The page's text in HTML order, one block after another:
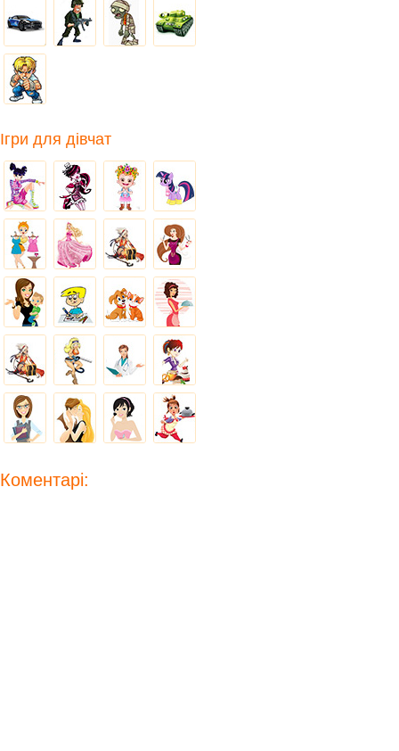
Ігри для дівчат
Коментарі: